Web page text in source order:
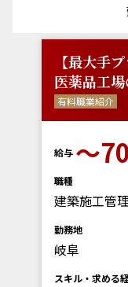
【最大手
医薬品工
有料職業紹介
給与 〜
職種
建築施工管
勤務地
岐阜
スキル・求める